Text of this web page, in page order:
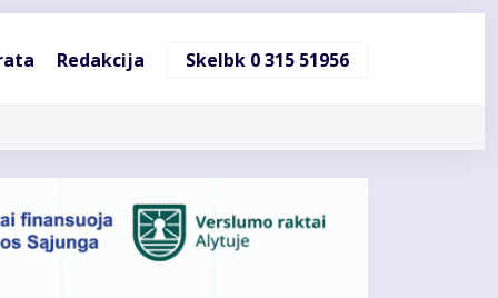
Redakcija Skelbk 0 315 51956